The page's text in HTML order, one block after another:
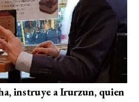
instruye a Irurzun, quien